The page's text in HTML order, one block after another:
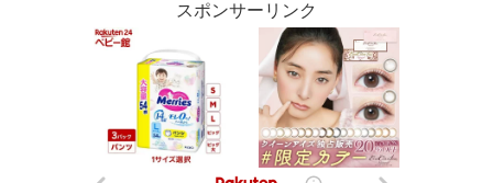
スポンサーリンク